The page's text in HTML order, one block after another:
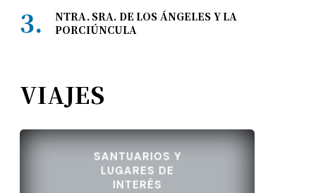
NTRA. SRA. DE LOS ÁNGELES Y LA
PORCIÚNCULA
VIAJES
SANTUARIOS Y
LUGARES DE
INTERÉS